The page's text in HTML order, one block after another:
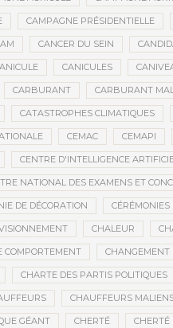
CAMPAGNE PRÉSIDENTIELLE
CANCER DU SEIN
CANICULES
CARBURANT CARBURANT
CATASTROPHES CLIMATIQUES
CEMAC CEMAPI
CENTRE D'INTELLIGENCE
NATIONAL DES EXAMENS ET
DE DÉCORATION
CHALEUR
COMPORTEMENT CHANGEMENT
CHARTE DES PARTIS POLITIQUES
CHAUFFEURS
GÉANT CHERTÉ CHERTÉ